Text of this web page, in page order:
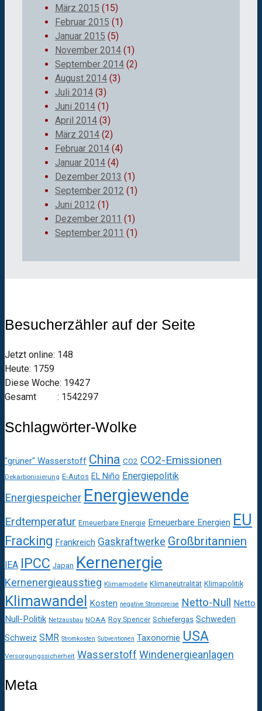
März 2015 (15)
Februar 2015 (1)
Januar 2015 (5)
November 2014 (1)
September 2014 (2)
August 2014 (3)
Juli 2014 (3)
Juni 2014 (1)
April 2014 (3)
März 2014 (2)
Februar 2014 (4)
Januar 2014 (4)
Dezember 2013 (1)
September 2012 (1)
Juni 2012 (1)
Dezember 2011 (1)
September 2011 (1)
Besucherzähler auf der Seite
Jetzt online: 148
Heute: 1759
Diese Woche: 19427
Gesamt : 1542297
Schlagwörter-Wolke
"grüner" Wasserstoff China CO2 CO2-Emissionen
Dekarbonisierung E-Autos EL Niño Energiepolitik
Energiespeicher Energiewende
Erdtemperatur Erneuerbare Energie Erneuerbare Energien EU
Fracking Frankreich Gaskraftwerke Großbritannien
IEA IPCC Japan Kernenergie
Kernenergieausstieg Klimamodelle Klimaneutralität Klimapolitik
Klimawandel Kosten negative Strompreise Netto-Null Netto
Null-Politik Netzausbau NOAA Roy Spencer Schiefergas Schweden
Schweiz SMR Stromkosten Subventionen Taxonomie USA
Versorgungssicherheit Wasserstoff Windenergieanlagen
Meta